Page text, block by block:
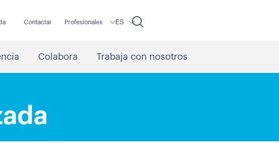
Contactar Profesionales ES
Colabora Trabaja con nosotros